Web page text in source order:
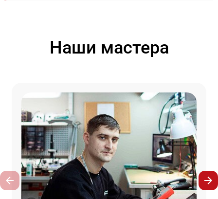
Наши мастера